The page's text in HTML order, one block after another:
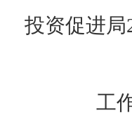
投资促进局
工